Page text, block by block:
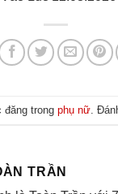
đăng trong phụ nữ .
TRẦN